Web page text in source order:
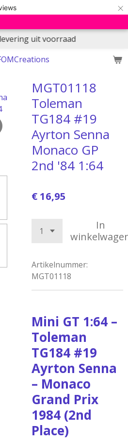
×
uit voorraad
MGT01118
Toleman
TG184 #19
Ayrton Senna
Monaco GP
2nd '84 1:64
€ 16,95
In
Artikelnummer:
MGT01118
Mini GT 1:64 –
Toleman
TG184 #19
Ayrton Senna
– Monaco
Grand Prix
1984 (2nd
Place)